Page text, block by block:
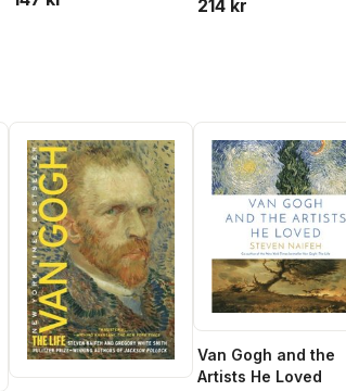
214 kr
Van Gogh and the
Artists He Loved